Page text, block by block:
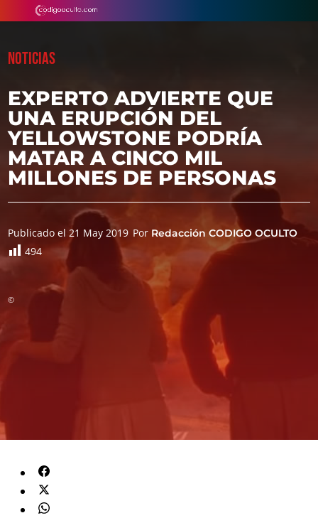
NOTICIAS
EXPERTO ADVIERTE QUE
UNA ERUPCIÓN DEL
YELLOWSTONE PODRÍA
MATAR A CINCO MIL
MILLONES DE PERSONAS
Publicado el 21 May 2019 Por Redacción CODIGO OCULTO
494
©